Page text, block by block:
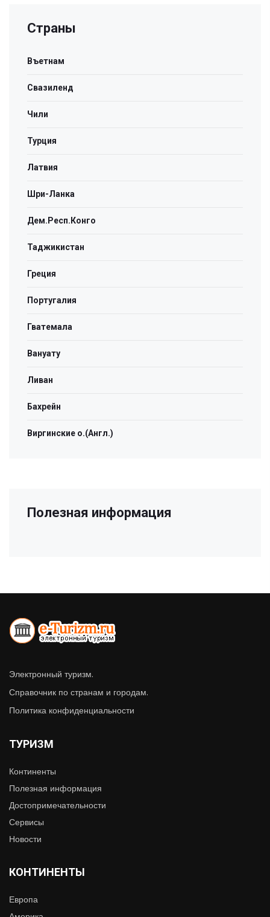
Страны
Въетнам
Свазиленд
Чили
Турция
Латвия
Шри-Ланка
Дем.Респ.Конго
Таджикистан
Греция
Португалия
Гватемала
Вануату
Ливан
Бахрейн
Виргинские о.(Англ.)
Полезная информация
Электронный туризм.
Справочник по странам и городам.
Политика конфиденциальности
ТУРИЗМ
Континенты
Полезная информация
Достопримечательности
Сервисы
Новости
КОНТИНЕНТЫ
Европа